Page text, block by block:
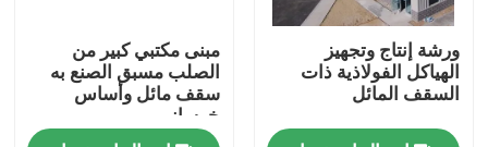
ورشة إنتاج وتجهيز
الهياكل الفولاذية ذات
السقف المائل
مبنى مكتبي كبير من
الصلب مسبق الصنع به
سقف مائل وأساس
خرساني